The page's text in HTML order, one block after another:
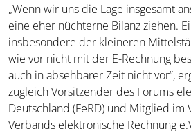
„Wenn wir uns die Lage insgesamt
eine eher nüchterne Bilanz ziehen.
insbesondere der kleineren
wie vor nicht mit der E-Rechnung
auch in absehbarer Zeit nicht vor“,
zugleich Vorsitzender des Forums
Deutschland (FeRD) und Mitglied im
Verbands elektronische Rechnung